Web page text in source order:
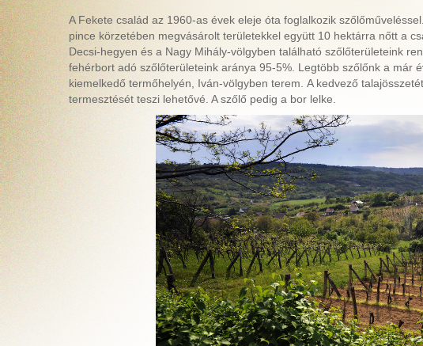
A Fekete család az 1960-as évek eleje óta foglalkozik
pince körzetében megvásárolt területekkel együtt 10 hektárra nőtt a
Decsi-hegyen és a Nagy Mihály-völgyben található szőlőterületeink
fehérbort adó szőlőterületeink aránya 95-5%. Legtöbb szőlőnk a már
kiemelkedő termőhelyén, Iván-völgyben terem. A kedvező
termesztését teszi lehetővé. A szőlő pedig a bor lelke.